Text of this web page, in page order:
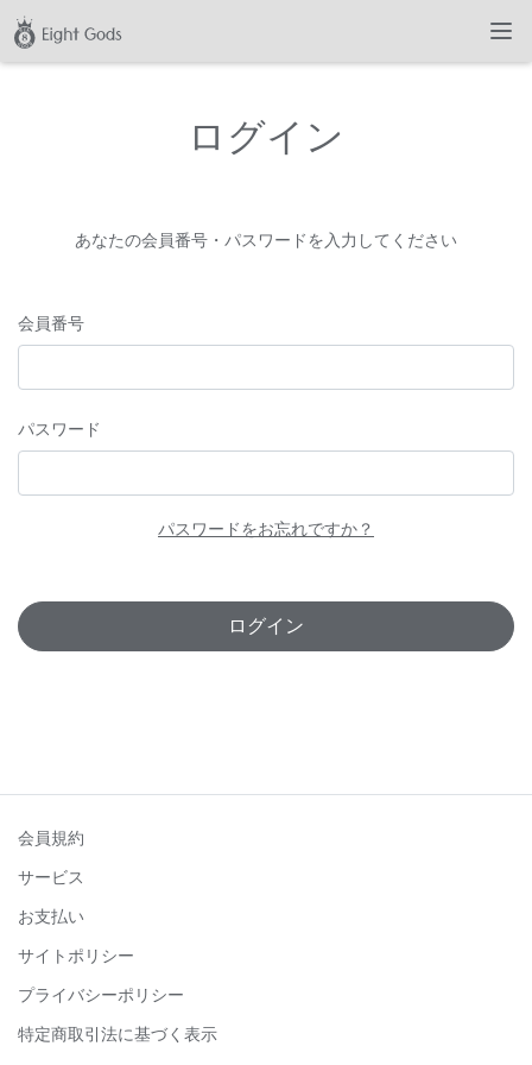
ログイン
あなたの会員番号・パスワードを入力してください
会員番号
パスワード
パスワードをお忘れですか？
ログイン
会員規約
サービス
お支払い
サイトポリシー
プライバシーポリシー
特定商取引法に基づく表示